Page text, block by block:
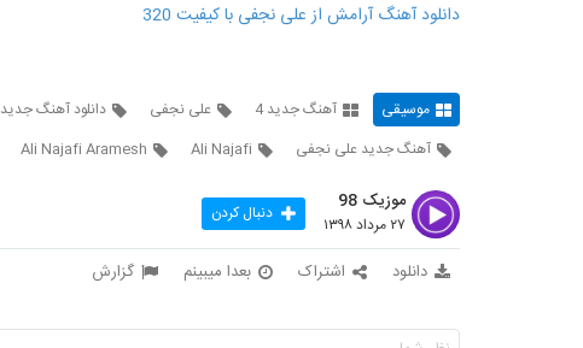
دانلود آهنگ آرامش از علی نجفی با کیفیت 320
موسیقی آهنگ جدید 4 علی نجفی دانلود آهنگ جدید
آهنگ جدید علی نجفی
Ali Najafi
Ali Najafi Aramesh
موزیک 98
۲۷ مرداد ۱۳۹۸ دنبال کردن
دانلود اشتراک بعدا میبینم گزارش